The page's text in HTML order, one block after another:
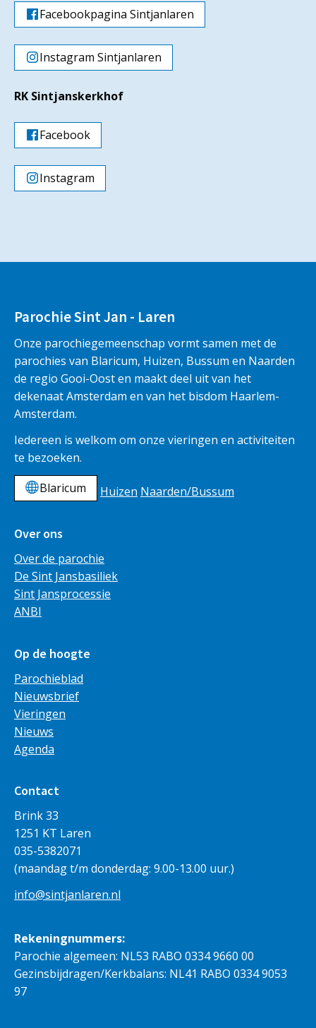
Facebookpagina Sintjanlaren
Instagram Sintjanlaren
RK Sintjanskerkhof
Facebook
Instagram
Parochie Sint Jan - Laren
Onze parochiegemeenschap vormt samen met de
parochies van Blaricum, Huizen, Bussum en Naarden
de regio Gooi-Oost en maakt deel uit van het
dekenaat Amsterdam en van het bisdom Haarlem-
Amsterdam.
Iedereen is welkom om onze vieringen en activiteiten
te bezoeken.
Blaricum
Huizen Naarden/Bussum
Over ons
Over de parochie
De Sint Jansbasiliek
Sint Jansprocessie
ANBI
Op de hoogte
Parochieblad
Nieuwsbrief
Vieringen
Nieuws
Agenda
Contact
Brink 33
1251 KT Laren
035-5382071
(maandag t/m donderdag: 9.00-13.00 uur.)
info@sintjanlaren.nl
Rekeningnummers:
Parochie algemeen: NL53 RABO 0334 9660 00
Gezinsbijdragen/Kerkbalans: NL41 RABO 0334 9053
97